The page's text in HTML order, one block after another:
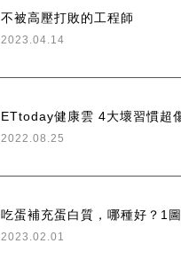
不被高壓打敗的工程師
2023.04.14
2022.08.25
2023.02.01